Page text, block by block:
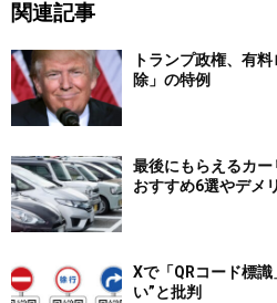
関連記事
トランプ政権、有
除」の特例
最後にもらえるカ
おすすめ6選やデメ
Xで「QRコード標
い”と批判